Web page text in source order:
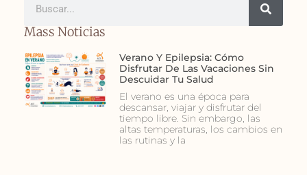
Mass Noticias
Verano Y Epilepsia: Cómo
Disfrutar De Las Vacaciones Sin
Descuidar Tu Salud
El verano es una época para
descansar, viajar y disfrutar del
tiempo libre. Sin embargo, las
altas temperaturas, los cambios en
las rutinas y la